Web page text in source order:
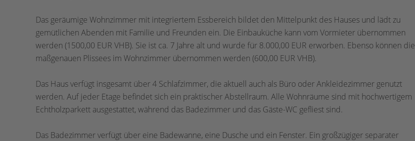
Das geräumige Wohnzimmer mit integriertem Essbereich bildet den Mittelpunkt des Hauses und lädt zu
gemütlichen Abenden mit Familie und Freunden ein. Die Einbauküche kann vom Vormieter übernommen
werden (1500,00 EUR VHB). Sie ist ca. 7 Jahre alt und wurde für 8.000,00 EUR erworben. Ebenso können die
maßgenauen Plissees im Wohnzimmer übernommen werden (600,00 EUR VHB).
Das Haus verfügt insgesamt über 4 Schlafzimmer, die aktuell auch als Büro oder Ankleidezimmer genutzt
werden. Auf jeder Etage befindet sich ein praktischer Abstellraum. Alle Wohnräume sind mit hochwertigem
Echtholzparkett ausgestattet, während das Badezimmer und das Gäste-WC gefliest sind.
Das Badezimmer verfügt über eine Badewanne, eine Dusche und ein Fenster. Ein großzügiger separater